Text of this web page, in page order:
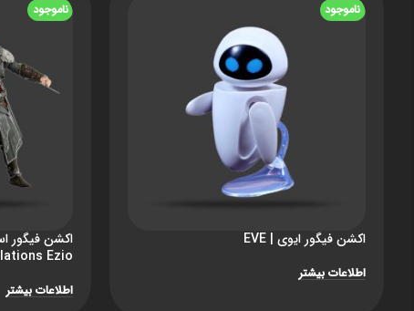
ناموجود
اکشن فیگور ایوی | EVE
اطلاعات بیشتر
ناموجود
Ezio
اطلاعات بیشتر